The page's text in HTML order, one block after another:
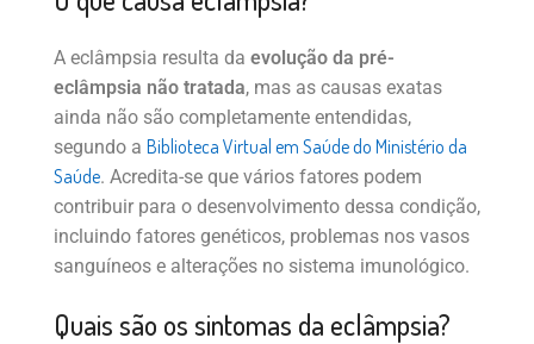
A eclâmpsia resulta da evolução da pré-
eclâmpsia não tratada, mas as causas exatas
ainda não são completamente entendidas,
segundo a Biblioteca Virtual em Saúde do Ministério da
Saúde. Acredita-se que vários fatores podem
contribuir para o desenvolvimento dessa condição,
incluindo fatores genéticos, problemas nos vasos
sanguíneos e alterações no sistema imunológico.
Quais são os sintomas da eclâmpsia?